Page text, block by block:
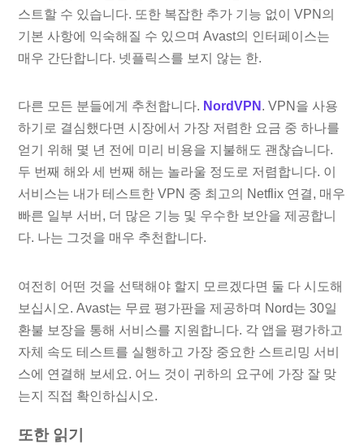
스트할 수 있습니다. 또한 복잡한 추가 기능 없이 VPN의
기본 사항에 익숙해질 수 있으며 Avast의 인터페이스는
매우 간단합니다. 넷플릭스를 보지 않는 한.
다른 모든 분들에게 추천합니다. NordVPN . VPN을 사용
하기로 결심했다면 시장에서 가장 저렴한 요금 중 하나를
얻기 위해 몇 년 전에 미리 비용을 지불해도 괜찮습니다.
두 번째 해와 세 번째 해는 놀라울 정도로 저렴합니다. 이
서비스는 내가 테스트한 VPN 중 최고의 Netflix 연결, 매우
빠른 일부 서버, 더 많은 기능 및 우수한 보안을 제공합니
다. 나는 그것을 매우 추천합니다.
여전히 어떤 것을 선택해야 할지 모르겠다면 둘 다 시도해
보십시오. Avast는 무료 평가판을 제공하며 Nord는 30일
환불 보장을 통해 서비스를 지원합니다. 각 앱을 평가하고
자체 속도 테스트를 실행하고 가장 중요한 스트리밍 서비
스에 연결해 보세요. 어느 것이 귀하의 요구에 가장 잘 맞
는지 직접 확인하십시오.
또한 읽기